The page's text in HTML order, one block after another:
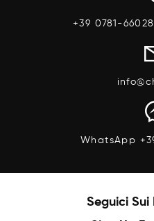
+39 0781-
WhatsApp
Seguici Sui